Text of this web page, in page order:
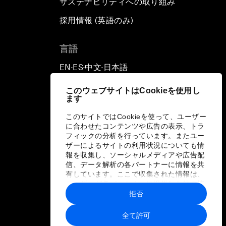
このウェブサイトはCookieを使用し
ます
このサイトではCookieを使って、ユーザー
に合わせたコンテンツや広告の表示、トラ
フィックの分析を行っています。またユー
ザーによるサイトの利用状況についても情
報を収集し、ソーシャルメディアや広告配
信、データ解析の各パートナーに情報を共
有しています。ここで収集された情報は、
ユーザーが各パートナーに提供した他の情
報や各パートナーのサービスを使用した際
に収集された情報と組み合わされ、各パー
トナーによって使用されることがありま
す。
全て許可
拒否
採用情報 (英語のみ)
言語
EN ▪ES▪中文▪ 日本語